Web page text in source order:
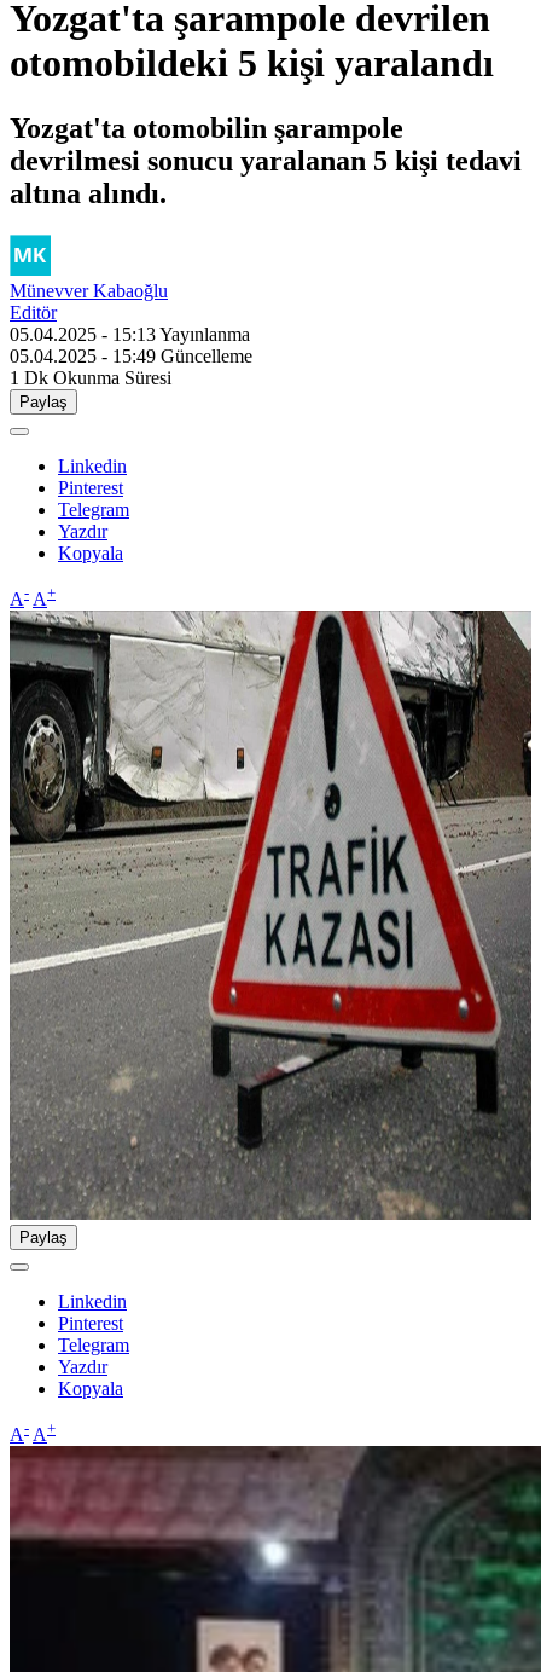
Yozgat'ta şarampole devrilen
otomobildeki 5 kişi yaralandı
Yozgat'ta otomobilin şarampole
devrilmesi sonucu yaralanan 5 kişi tedavi
altına alındı.
Münevver Kabaoğlu
Editör
05.04.2025 - 15:13Yayınlanma
05.04.2025 - 15:49 Güncelleme
1 Dk Okunma Süresi
Paylaş
Linkedin
Pinterest
Telegram
Yazdır
Kopyala
A- A+
Paylaş
Linkedin
Pinterest
Telegram
Yazdır
Kopyala
A- A+